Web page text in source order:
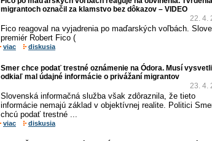
migrantoch označil za klamstvo bez dôkazov – VIDEO
22. 4.
Fico reagoval na vyjadrenia po maďarských voľbách.
premiér Robert Fico (
viac diskusia
Smer chce podať trestné oznámenie na Ódora. Musí
odkiaľ mal údajné informácie o privážaní migrantov
23. 4.
Slovenská informačná služba však zdôraznila, že tieto
informácie nemajú základ v objektívnej realite. Politici
chcú podať trestné ...
viac diskusia